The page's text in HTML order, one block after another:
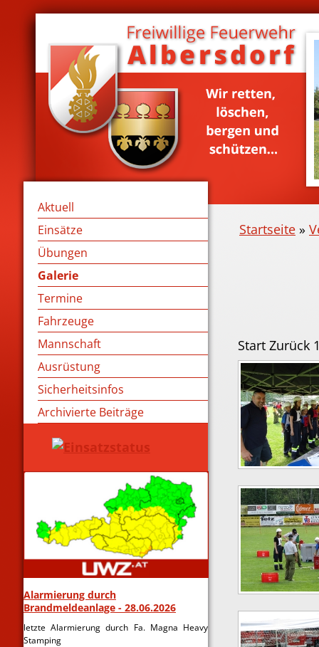
Aktuell
Einsätze
Übungen
Galerie
Termine
Fahrzeuge
Mannschaft
Ausrüstung
Sicherheitsinfos
Archivierte Beiträge
Alarmierung durch
Brandmeldeanlage - 28.06.2026
letzte Alarmierung durch Fa. Magna Heavy
Stamping
Startseite »
Start Zurück